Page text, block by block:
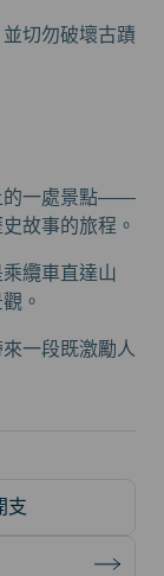
切勿破壞古蹟
的一處景點——
故事的旅程。
纜車直達山
。
一段既激勵人
支